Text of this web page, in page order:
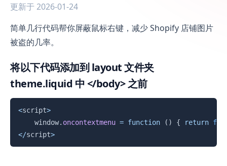
更新于 2026-01-24
Shopify 屏蔽鼠标右键，减少被盗图和复制店铺内容
简单几行代码帮你屏蔽鼠标右键，减少 Shopify 店铺图片
被盗的几率。
将以下代码添加到 layout 文件夹
theme.liquid 中 </body> 之前
<script>
	window
. oncontextmenu = function ( ) { return
</script>